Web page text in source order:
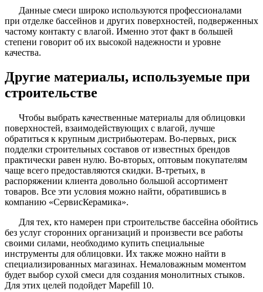
Данные смеси широко используются профессионалами
при отделке бассейнов и других поверхностей, подверженных
частому контакту с влагой. Именно этот факт в большей
степени говорит об их высокой надежности и уровне
качества.
Другие материалы, используемые при
строительстве
Чтобы выбрать качественные материалы для облицовки
поверхностей, взаимодействующих с влагой, лучше
обратиться к крупным дистрибьютерам. Во-первых, риск
подделки строительных составов от известных брендов
практически равен нулю. Во-вторых, оптовым покупателям
чаще всего предоставляются скидки. В-третьих, в
распоряжении клиента довольно большой ассортимент
товаров. Все эти условия можно найти, обратившись в
компанию «СервисКерамика».
Для тех, кто намерен при строительстве бассейна обойтись
без услуг сторонних организаций и произвести все работы
своими силами, необходимо купить специальные
инструменты для облицовки. Их также можно найти в
специализированных магазинах. Немаловажным моментом
будет выбор сухой смеси для создания монолитных стыков.
Для этих целей подойдет Mapefill 10.